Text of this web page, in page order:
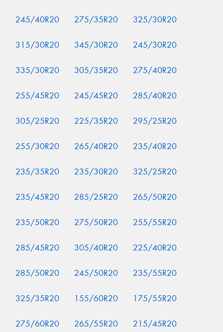
245/40R20 275/35R20 325/30R20
315/30R20 345/30R20 245/30R20
335/30R20 305/35R20 275/40R20
255/45R20 245/45R20 285/40R20
305/25R20 225/35R20 295/25R20
255/30R20 265/40R20 235/40R20
235/35R20 235/30R20 325/25R20
235/45R20 285/25R20 265/50R20
235/50R20 275/50R20 255/55R20
285/45R20 305/40R20 225/40R20
285/50R20 245/50R20 235/55R20
325/35R20 155/60R20 175/55R20
275/60R20 265/55R20 215/45R20